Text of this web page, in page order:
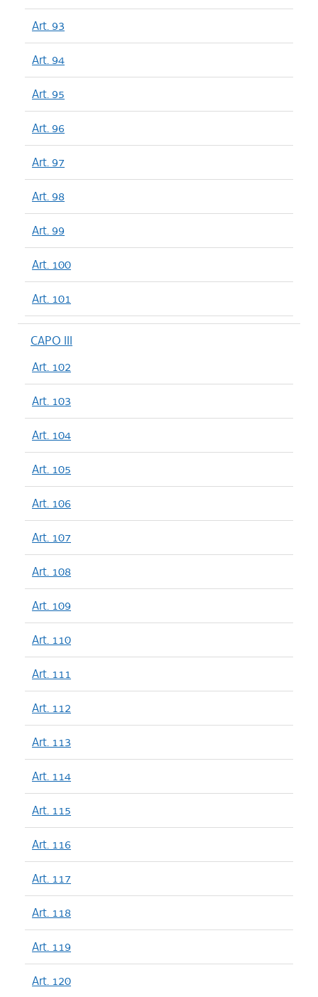
Art. 93
Art. 94
Art. 95
Art. 96
Art. 97
Art. 98
Art. 99
Art. 100
Art. 101
CAPO III
Art. 102
Art. 103
Art. 104
Art. 105
Art. 106
Art. 107
Art. 108
Art. 109
Art. 110
Art. 111
Art. 112
Art. 113
Art. 114
Art. 115
Art. 116
Art. 117
Art. 118
Art. 119
Art. 120